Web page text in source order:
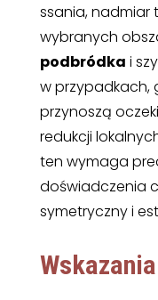
ssania, nadmiar
wybranych
podbródka i
w przypadkach,
przynoszą
redukcji
ten wymaga
doświadczenia
symetryczny i